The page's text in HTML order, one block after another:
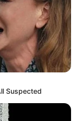
Suspected